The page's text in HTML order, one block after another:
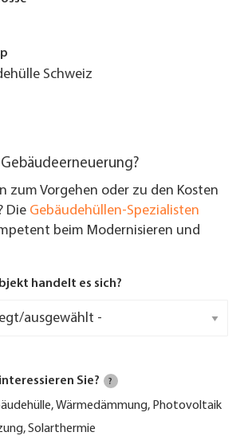
Schweiz
zum Vorgehen oder zu den Kosten
Die Gebäudehüllen-Spezialisten
beim Modernisieren und
handelt es sich?
Sie? ?
Wärmedämmung, Photovoltaik
Solarthermie